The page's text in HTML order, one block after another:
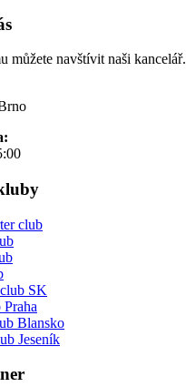
můžete navštívit naši kancelář.
club
SK
Blansko
Jeseník